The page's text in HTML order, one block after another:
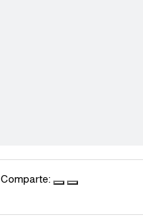
Comparte: